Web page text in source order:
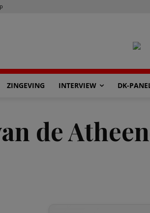
ZINGEVING INTERVIEW DK-
de